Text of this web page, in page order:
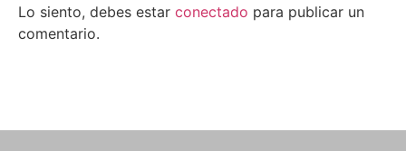
Lo siento, debes estar conectado para publicar un
comentario.